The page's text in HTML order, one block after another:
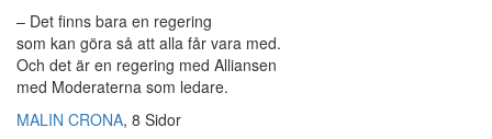
– Det finns bara en regering
som kan göra så att alla får vara med.
Och det är en regering med Alliansen
med Moderaterna som ledare.
MALIN CRONA, 8 Sidor